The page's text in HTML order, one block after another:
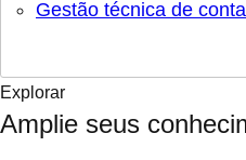
Gestão técnica de
Explorar
Amplie seus